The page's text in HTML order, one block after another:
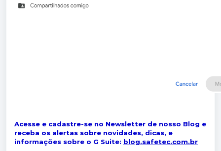
Acesse e cadastre-se no Newsletter de nosso Blog e
receba os alertas sobre novidades, dicas, e
informações sobre o G Suite: blog.safetec.com.br